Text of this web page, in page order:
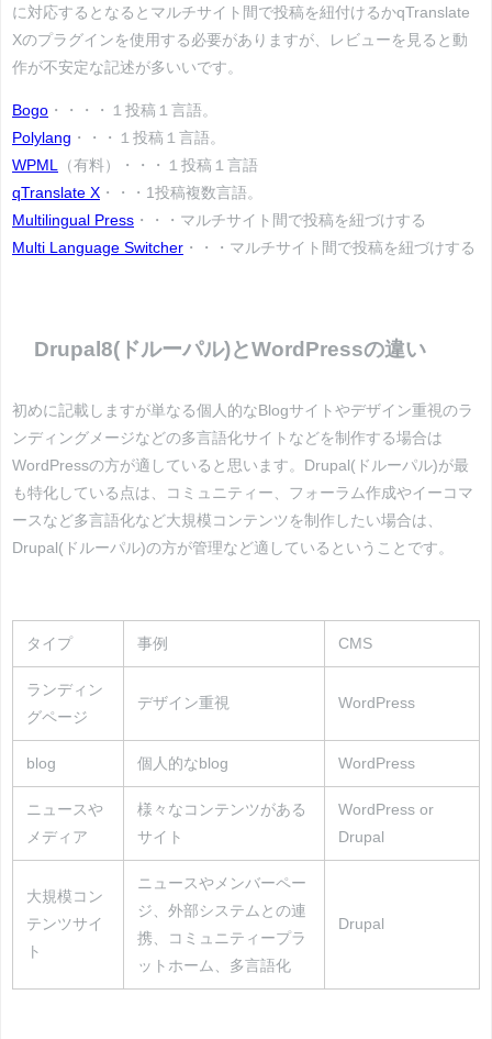
に対応するとなるとマルチサイト間で投稿を紐付けるかqTranslate
Xのプラグインを使用する必要がありますが、レビューを見ると動
作が不安定な記述が多いいです。
Bogo ・・・・１投稿１言語。
Polylang ・・・１投稿１言語。
WPML
（有料）・・・１投稿１言語
qTranslate X ・・・1投稿複数言語。
Multilingual Press ・・・マルチサイト間で投稿を紐づけする
Multi Language Switcher ・・・マルチサイト間で投稿を紐づけする
Drupal8(ドルーパル)とWordPressの違い
初めに記載しますが単なる個人的なBlogサイトやデザイン重視のラ
ンディングメージなどの多言語化サイトなどを制作する場合は
WordPressの方が適していると思います。Drupal(ドルーパル)が最
も特化している点は、コミュニティー、フォーラム作成やイーコマ
ースなど多言語化など大規模コンテンツを制作したい場合は、
Drupal(ドルーパル)の方が管理など適しているということです。
タイプ 事例 CMS
ランディン
グページ
デザイン重視 WordPress
blog 個人的なblog WordPress
ニュースや
メディア
様々なコンテンツがある
サイト
WordPress or
Drupal
大規模コン
テンツサイ
ト
ニュースやメンバーペー
ジ、外部システムとの連
携、コミュニティープラ
ットホーム、多言語化
Drupal